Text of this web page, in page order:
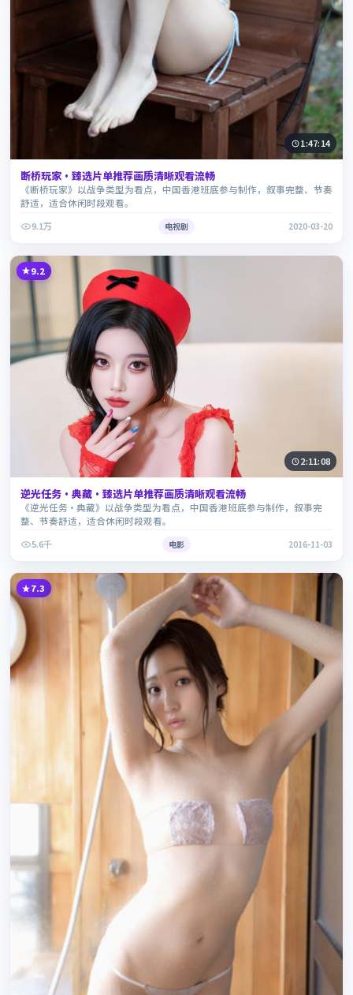
1:47:14
断桥玩家·臻选片单推荐画质清晰观看流畅
《断桥玩家》以战争类型为看点，中国香港班底参与制作，叙事完整、节奏
舒适，适合休闲时段观看。
9.1万
电视剧 2020-03-20
9.2
2:11:08
逆光任务·典藏·臻选片单推荐画质清晰观看流畅
《逆光任务·典藏》以战争类型为看点，中国香港班底参与制作，叙事完
整、节奏舒适，适合休闲时段观看。
5.6千
电影 2016-11-03
7.3